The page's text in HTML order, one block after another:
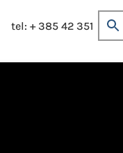
tel: + 385 42 351